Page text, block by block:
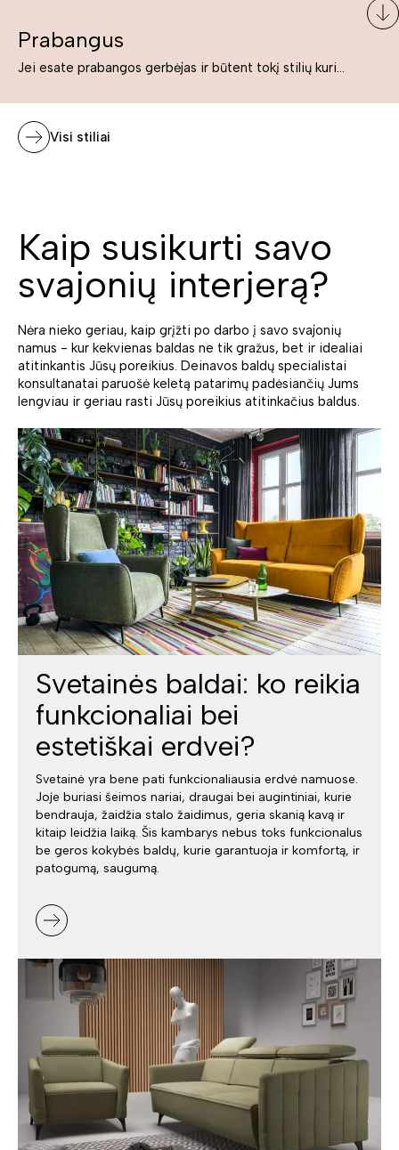
Prabangus
Jei esate prabangos gerbėjas ir būtent tokį stilių kuriate savo namuose ar biure, tuomet solidūs, prabangūs baldai nepriekaištingai įsilies į Jūsų kuriamą interjerą.
Visi stiliai
Kaip susikurti savo
svajonių interjerą?
Nėra nieko geriau, kaip grįžti po darbo į savo svajonių
namus - kur kekvienas baldas ne tik gražus, bet ir idealiai
atitinkantis Jūsų poreikius. Deinavos baldų specialistai
konsultanatai paruošė keletą patarimų padėsiančių Jums
lengviau ir geriau rasti Jūsų poreikius atitinkačius baldus.
Svetainės baldai: ko reikia
funkcionaliai bei
estetiškai erdvei?
Svetainė yra bene pati funkcionaliausia erdvė namuose.
Joje buriasi šeimos nariai, draugai bei augintiniai, kurie
bendrauja, žaidžia stalo žaidimus, geria skanią kavą ir
kitaip leidžia laiką. Šis kambarys nebus toks funkcionalus
be geros kokybės baldų, kurie garantuoja ir komfortą, ir
patogumą, saugumą.